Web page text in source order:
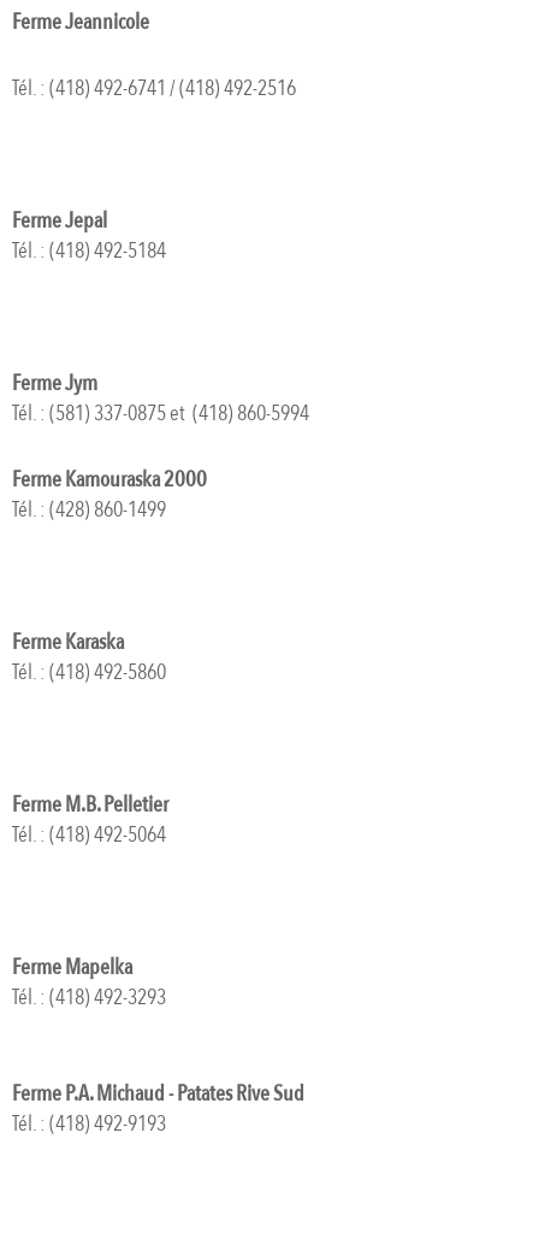
Ferme Jeannicole
Tél. : (418) 492-6741 / (418) 492-2516
Ferme Jepal
Tél. : (418) 492-5184
Ferme Jym
Tél. : (581) 337-0875 et (418) 860-5994
Ferme Kamouraska 2000
Tél. : (428) 860-1499
Ferme Karaska
Tél. : (418) 492-5860
Ferme M.B. Pelletier
Tél. : (418) 492-5064
Ferme Mapelka
Tél. : (418) 492-3293
Ferme P.A. Michaud - Patates Rive Sud
Tél. : (418) 492-9193